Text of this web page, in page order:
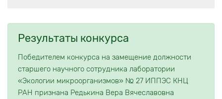
Результаты конкурса
Победителем конкурса на замещение должности
старшего научного сотрудника лаборатории
«Экологии микроорганизмов» № 27 ИППЭС КНЦ
РАН признана Редькина Вера Вячеславовна